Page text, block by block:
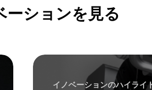
ーションを見る
イノベーションのハイライ